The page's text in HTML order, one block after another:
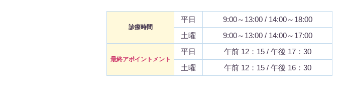
診療時間
平日
9:00～13:00 / 14:00～18:00
土曜
9:00～13:00 / 14:00～17:00
最終アポイントメント
平日
午前 12：15 / 午後 17：30
土曜
午前 12：15 / 午後 16：30